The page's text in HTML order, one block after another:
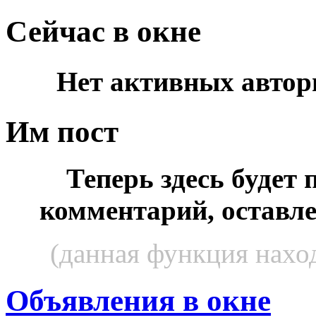
Сейчас в окне
Нет активных
Им пост
Теперь здесь будет
комментарий,
(данная функция
Объявления в окне